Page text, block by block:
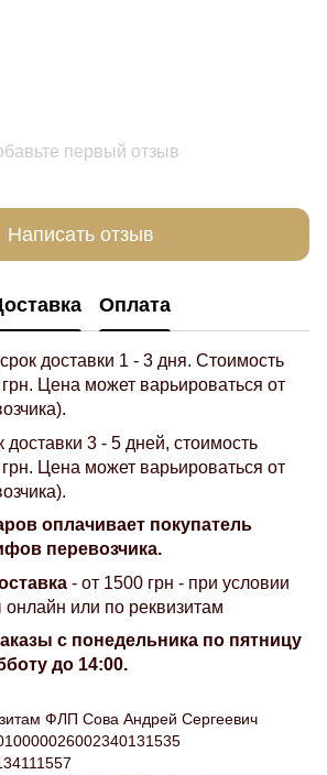
первый отзыв
Написать отзыв
Оплата
доставки 1 - 3 дня. Стоимость
грн. Цена может варьироваться от
доставки 3 - 5 дней, стоимость
грн. Цена может варьироваться от
оплачивает покупатель
перевозчика.
- от 1500 грн - при условии
или по реквизитам
с понедельника по пятницу
до 14:00.
ФЛП Сова Андрей Сергеевич